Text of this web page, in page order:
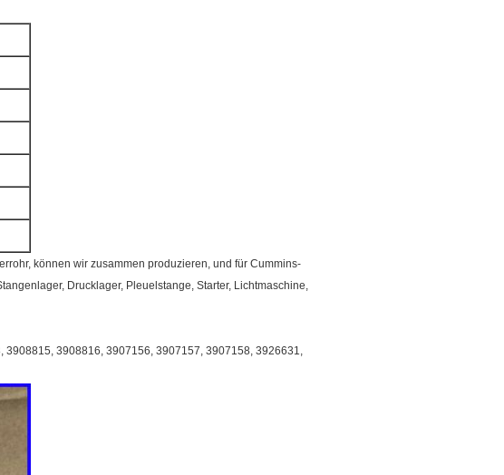
können wir zusammen produzieren, und für Cummins-
Drucklager, Pleuelstange, Starter, Lichtmaschine,
3908816, 3907156, 3907157, 3907158, 3926631,